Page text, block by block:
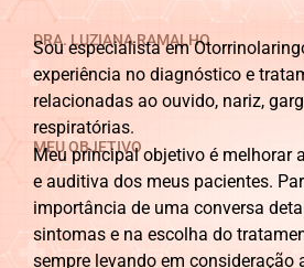
DRA. LUZIANA RAMALHO
Sou especialista em
experiência no diagnóstico e
relacionadas ao ouvido, nariz,
respiratórias.
MEU OBJETIVO
Meu principal objetivo é melhorar
e auditiva dos meus pacientes.
importância de uma conversa
sintomas e na escolha do
sempre levando em consideração